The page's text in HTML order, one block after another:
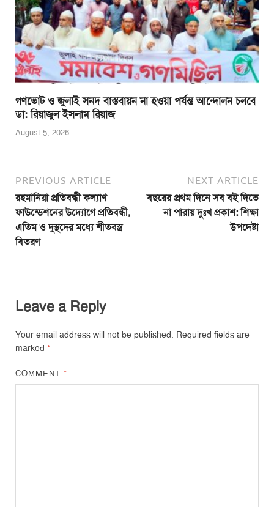
গণভোট ও জুলাই সনদ বাস্তবায়ন না হওয়া পর্যন্ত আন্দোলন চলবে
ডা: রিয়াজুল ইসলাম রিয়াজ
August 5, 2026
PREVIOUS ARTICLE
রহমানিয়া প্রতিবন্ধী কল্যাণ
ফাউন্ডেশনের উদ্যোগে প্রতিবন্ধী,
এতিম ও দুস্থদের মধ্যে শীতবস্ত্র
বিতরণ
NEXT ARTICLE
বছরের প্রথম দিনে সব বই দিতে
না পারায় দুঃখ প্রকাশ: শিক্ষা
উপদেষ্টা
Leave a Reply
Your email address will not be published. Required fields are
marked *
COMMENT*